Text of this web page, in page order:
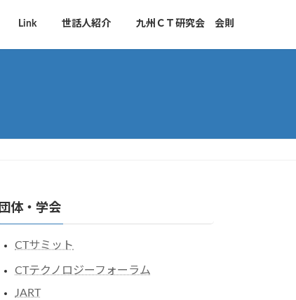
Link 世話人紹介 九州ＣＴ研究会 会則
団体・学会
CTサミット
CTテクノロジーフォーラム
JART